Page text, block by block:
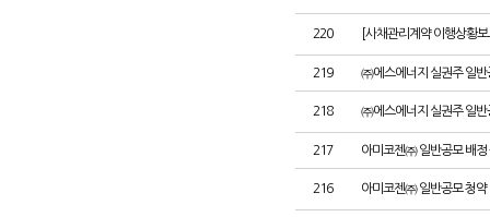
220 [사채관리계약 이행상황
219 ㈜에스에너지 실권주 일반
218 ㈜에스에너지 실권주 일반
217 아미코젠㈜ 일반공모 배정
216 아미코젠㈜ 일반공모 청약